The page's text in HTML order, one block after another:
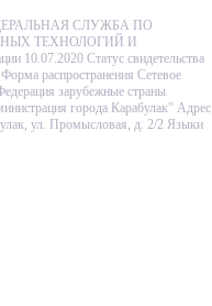
СЛУЖБА ПО
ТЕХНОЛОГИЙ И
Статус свидетельства
распространения Сетевое
зарубежные страны
города Карабулак" Адрес
ул. Промысловая, д. 2/2 Языки